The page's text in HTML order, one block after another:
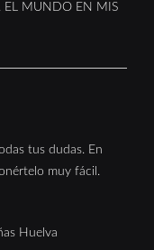
EL MUNDO EN MIS
tus dudas. En
muy fácil.
Huelva